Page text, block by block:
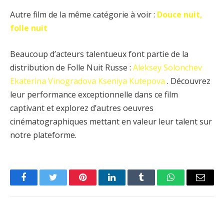
Autre film de la même catégorie à voir : Douce nuit,
folle nuit
Beaucoup d’acteurs talentueux font partie de la
distribution de Folle Nuit Russe : Aleksey Solonchev
Ekaterina Vinogradova Kseniya Kutepova . Découvrez
leur performance exceptionnelle dans ce film
captivant et explorez d’autres oeuvres
cinématographiques mettant en valeur leur talent sur
notre plateforme.
FacebookTwitter PinterestLinkedInTumblr WhatsAppEmail